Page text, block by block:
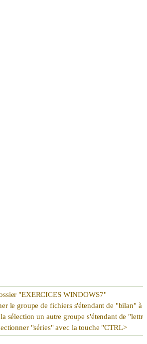
"EXERCICES WINDOWS7"
le groupe de fichiers s'étendant de "bilan" à
sélection un autre groupe s'étendant de
"séries" avec la touche "CTRL>